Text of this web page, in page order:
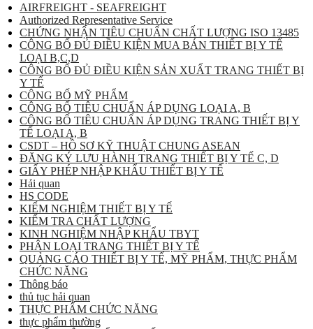
AIRFREIGHT - SEAFREIGHT
Authorized Representative Service
CHỨNG NHẬN TIÊU CHUẨN CHẤT LƯỢNG ISO 13485
CÔNG BỐ ĐỦ ĐIỀU KIỆN MUA BÁN THIẾT BỊ Y TẾ
LOẠI B,C,D
CÔNG BỐ ĐỦ ĐIỀU KIỆN SẢN XUẤT TRANG THIẾT BỊ
Y TẾ
CÔNG BỐ MỸ PHẨM
CÔNG BỐ TIÊU CHUẨN ÁP DỤNG LOẠI A, B
CÔNG BỐ TIÊU CHUẨN ÁP DỤNG TRANG THIẾT BỊ Y
TẾ LOẠI A, B
CSDT – HỒ SƠ KỸ THUẬT CHUNG ASEAN
ĐĂNG KÝ LƯU HÀNH TRANG THIẾT BỊ Y TẾ C, D
GIẤY PHÉP NHẬP KHẨU THIẾT BỊ Y TẾ
Hải quan
HS CODE
KIỂM NGHIỆM THIẾT BỊ Y TẾ
KIỂM TRA CHẤT LƯỢNG
KINH NGHIỆM NHẬP KHẨU TBYT
PHÂN LOẠI TRANG THIẾT BỊ Y TẾ
QUẢNG CÁO THIẾT BỊ Y TẾ, MỸ PHẨM, THỰC PHẨM
CHỨC NĂNG
Thông báo
thủ tục hải quan
THỰC PHẨM CHỨC NĂNG
thực phẩm thường